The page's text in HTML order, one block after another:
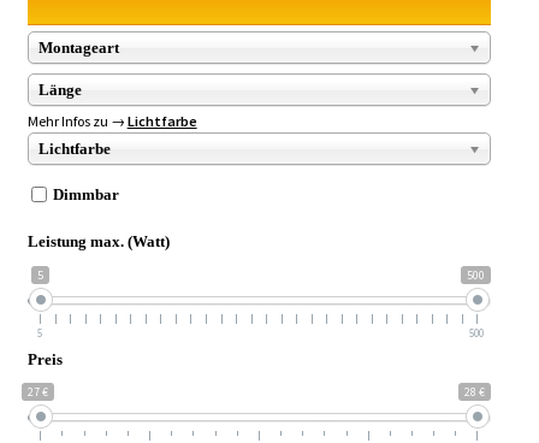
Montageart
Länge
Mehr Infos zu → Lichtfarbe
Lichtfarbe
Dimmbar
Leistung max. (Watt)
5 500
5 500
Preis
27 € 28 €